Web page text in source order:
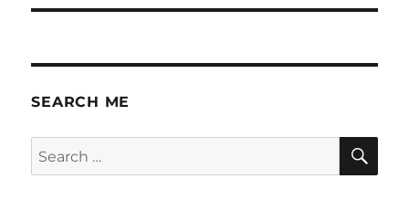
SEARCH ME
Search
for: